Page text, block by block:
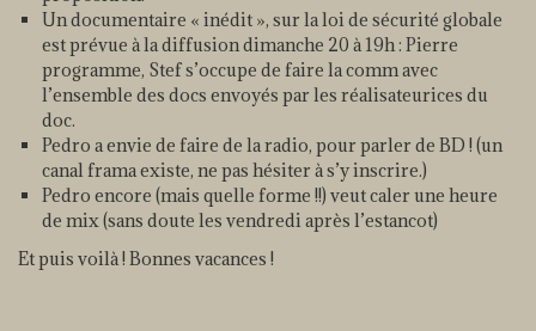
Un documentaire « inédit », sur la loi de sécurité globale
est prévue à la diffusion dimanche 20 à 19h : Pierre
programme, Stef s’occupe de faire la comm avec
l’ensemble des docs envoyés par les réalisateurices du
doc.
Pedro a envie de faire de la radio, pour parler de BD ! (un
canal frama existe, ne pas hésiter à s’y inscrire.)
Pedro encore (mais quelle forme !!) veut caler une heure
de mix (sans doute les vendredi après l’estancot)
Et puis voilà ! Bonnes vacances !